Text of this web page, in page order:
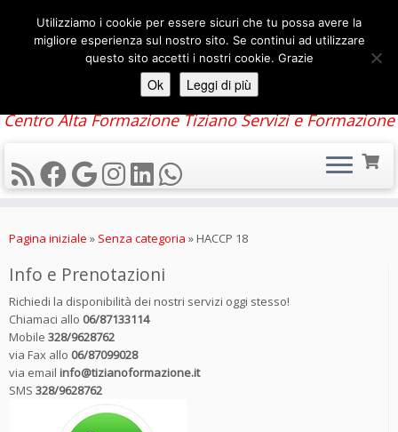
contenuto
Centro Alta Formazione Tiziano Servizi e Formazione
Pagina iniziale » Senza categoria » HACCP 18
Info e Prenotazioni
Richiedi la disponibilità dei nostri servizi oggi stesso!
Chiamaci allo 06/87133114
Mobile 328/9628762
via Fax allo 06/87099028
via email info@tizianoformazione.it
SMS 328/9628762
Utilizziamo i cookie per essere sicuri che tu possa avere la
migliore esperienza sul nostro sito. Se continui ad utilizzare
questo sito accetti i nostri cookie. Grazie
Ok Leggi di più